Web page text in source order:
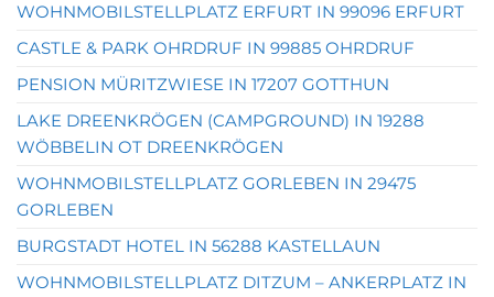
WOHNMOBILSTELLPLATZ ERFURT IN 99096 ERFURT
CASTLE & PARK OHRDRUF IN 99885 OHRDRUF
PENSION MÜRITZWIESE IN 17207 GOTTHUN
LAKE DREENKRÖGEN (CAMPGROUND) IN 19288
WÖBBELIN OT DREENKRÖGEN
WOHNMOBILSTELLPLATZ GORLEBEN IN 29475
GORLEBEN
BURGSTADT HOTEL IN 56288 KASTELLAUN
WOHNMOBILSTELLPLATZ DITZUM – ANKERPLATZ IN